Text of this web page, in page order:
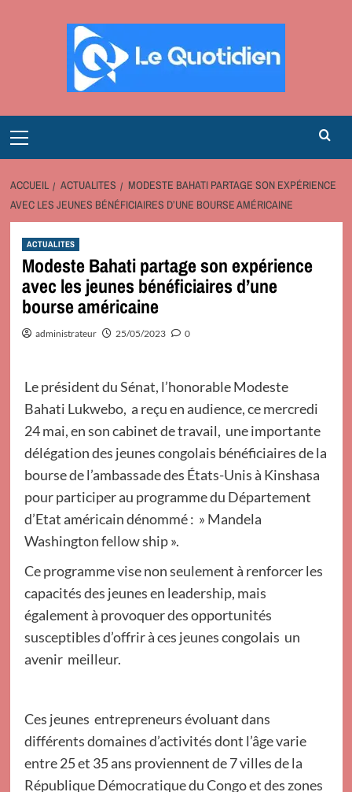
Menu
ACCUEIL ACTUALITES
MODESTE BAHATI PARTAGE SON EXPÉRIENCE
AVEC LES JEUNES BÉNÉFICIAIRES D’UNE BOURSE AMÉRICAINE
ACTUALITES
Modeste Bahati partage son expérience
avec les jeunes bénéficiaires d’une
bourse américaine
administrateur 25/05/2023 0
Le président du Sénat, l’honorable Modeste
Bahati Lukwebo, a reçu en audience, ce mercredi
24 mai, en son cabinet de travail, une importante
délégation des jeunes congolais bénéficiaires de la
bourse de l’ambassade des États-Unis à Kinshasa
pour participer au programme du Département
d’Etat américain dénommé : » Mandela
Washington fellow ship ».
Ce programme vise non seulement à renforcer les
capacités des jeunes en leadership, mais
également à provoquer des opportunités
susceptibles d’offrir à ces jeunes congolais un
avenir meilleur.
Ces jeunes entrepreneurs évoluant dans
différents domaines d’activités dont l’âge varie
entre 25 et 35 ans proviennent de 7 villes de la
République Démocratique du Congo et des zones